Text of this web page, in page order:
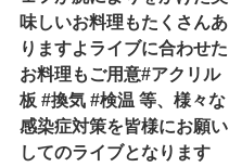
味しいお料理もたくさんあ
りますよライブに合わせた
お料理もご用意#アクリル
板 #換気 #検温 等、様々な
感染症対策を皆様にお願い
してのライブとなります